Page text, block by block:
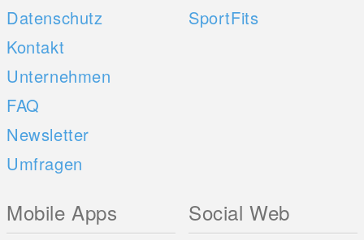
Datenschutz
Kontakt
Unternehmen
FAQ
Newsletter
Umfragen
SportFits
Mobile Apps Social Web